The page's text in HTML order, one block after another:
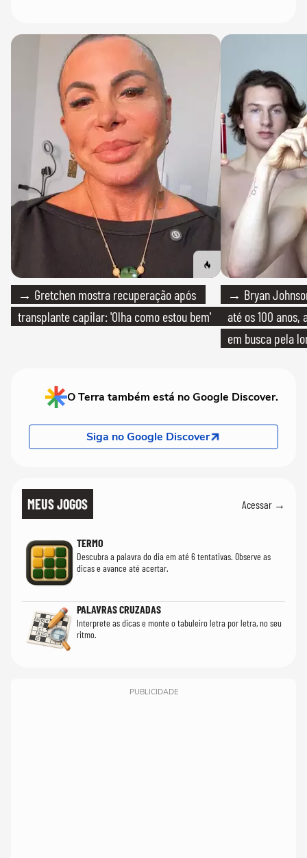
→ Gretchen mostra recuperação após
transplante capilar: 'Olha como estou bem'
→ Bryan
até os 100
em busca pela
O Terra também está no Google Discover.
Siga no Google Discover
MEUS JOGOS Acessar →
TERMO
Descubra a palavra do dia em até 6 tentativas. Observe as
dicas e avance até acertar.
PALAVRAS CRUZADAS
Interprete as dicas e monte o tabuleiro letra por letra, no seu
ritmo.
PUBLICIDADE